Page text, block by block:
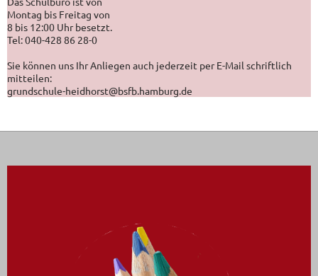
Montag bis Freitag von
8 bis 12:00 Uhr besetzt.
Tel: 040-428 86 28-0
Sie können uns Ihr Anliegen auch jederzeit per E-Mail schriftlich
mitteilen:
grundschule-heidhorst@bsfb.hamburg.de